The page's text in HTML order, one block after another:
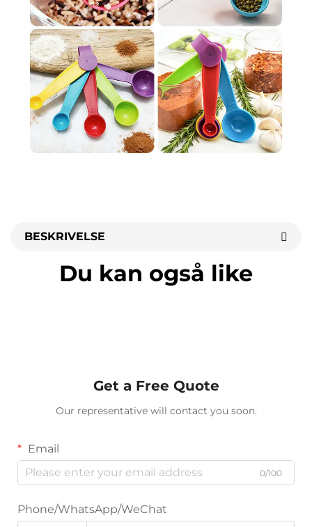
BESKRIVELSE
Du kan også like
Get a Free Quote
Our representative will contact you soon.
Email
0/100
Phone/WhatsApp/WeChat